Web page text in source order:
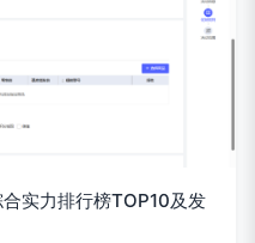
实力排行榜TOP10及发